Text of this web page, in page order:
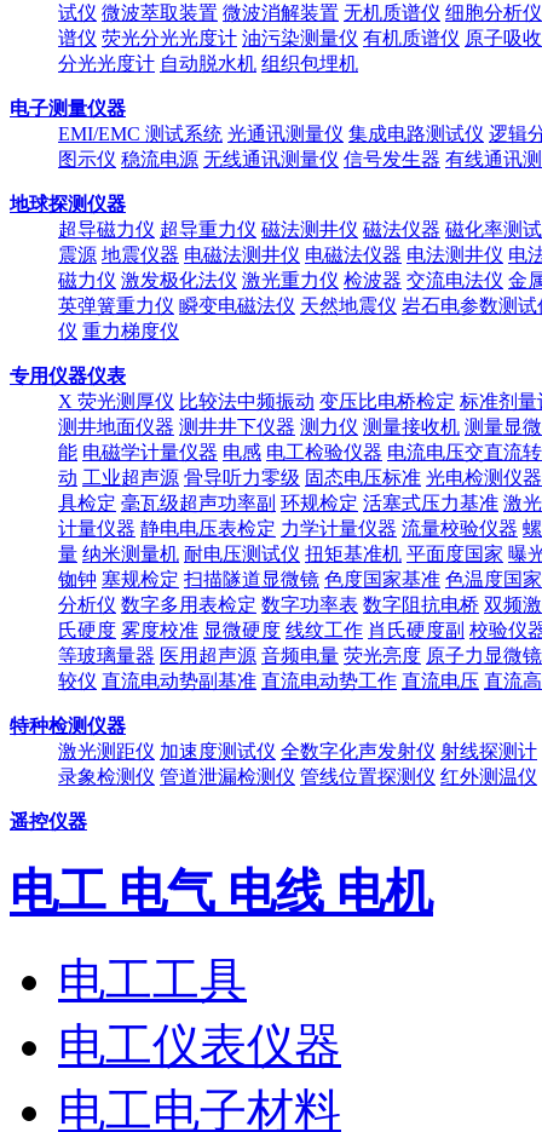
试仪 微波萃取装置 微波消解装置 无机质谱仪 细胞分析仪
谱仪 荧光分光光度计 油污染测量仪 有机质谱仪 原子吸
分光光度计 自动脱水机 组织包埋机
电子测量仪器
EMI/EMC 测试系统 光通讯测量仪 集成电路测试仪 逻辑
图示仪 稳流电源 无线通讯测量仪 信号发生器 有线通讯
地球探测仪器
超导磁力仪 超导重力仪 磁法测井仪 磁法仪器 磁化率测
震源 地震仪器 电磁法测井仪 电磁法仪器 电法测井仪 电
磁力仪 激发极化法仪 激光重力仪 检波器 交流电法仪 金
英弹簧重力仪 瞬变电磁法仪 天然地震仪 岩石电参数测试
仪 重力梯度仪
专用仪器仪表
X 荧光测厚仪 比较法中频振动 变压比电桥检定 标准剂量
测井地面仪器 测井井下仪器 测力仪 测量接收机 测量显
能 电磁学计量仪器 电感 电工检验仪器 电流电压交直流
动 工业超声源 骨导听力零级 固态电压标准 光电检测仪器
具检定 毫瓦级超声功率副 环规检定 活塞式压力基准 激
计量仪器 静电电压表检定 力学计量仪器 流量校验仪器
量 纳米测量机 耐电压测试仪 扭矩基准机 平面度国家 曝
铷钟 塞规检定 扫描隧道显微镜 色度国家基准 色温度国
分析仪 数字多用表检定 数字功率表 数字阻抗电桥 双频
氏硬度 雾度校准 显微硬度 线纹工作 肖氏硬度副 校验仪
等玻璃量器 医用超声源 音频电量 荧光亮度 原子力显微镜
较仪 直流电动势副基准 直流电动势工作 直流电压 直流
特种检测仪器
激光测距仪 加速度测试仪 全数字化声发射仪 射线探测计
录象检测仪 管道泄漏检测仪 管线位置探测仪 红外测温仪
遥控仪器
电工 电气 电线 电机
电工工具
电工仪表仪器
电工电子材料